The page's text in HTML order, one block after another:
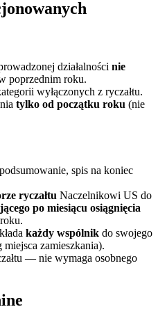
działalności nie
poprzednim roku.
wyłączonych z ryczałtu.
tylko od początku roku (nie
spis na koniec
ryczałtu Naczelnikowi US do
po miesiącu osiągnięcia
każdy wspólnik do swojego
zamieszkania).
— nie wymaga osobnego